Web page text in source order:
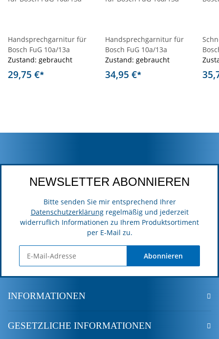
Handsprechgarnitur für
Bosch FuG 10a/13a
Zustand: gebraucht
29,75 €*
Handsprechgarnitur für
Bosch FuG 10a/13a
Zustand: gebraucht
34,95 €*
NEWSLETTER ABONNIEREN
Bitte senden Sie mir entsprechend Ihrer
Datenschutzerklärungregelmäßig und jederzeit
widerruflich Informationen zu Ihrem Produktsortiment
per E-Mail zu.
Abonnieren
INFORMATIONEN
GESETZLICHE INFORMATIONEN